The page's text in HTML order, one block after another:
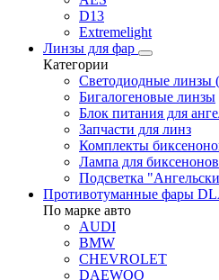
D13
Extremelight
Линзы для фар
Категории
Светодиодные линзы
Бигалогеновые линзы
Блок питания для
Запчасти для линз
Комплекты
Лампа для
Подсветка
Противотуманные фары
По марке авто
AUDI
BMW
CHEVROLET
DAEWOO